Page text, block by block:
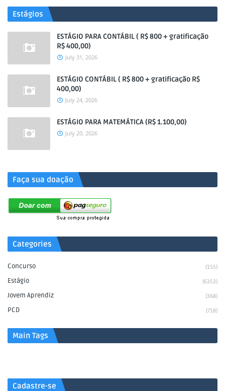
Estágios
ESTÁGIO PARA CONTÁBIL ( R$ 800 + gratificação
R$ 400,00)
July 31, 2026
ESTÁGIO CONTÁBIL ( R$ 800 + gratificação R$
400,00)
July 24, 2026
ESTÁGIO PARA MATEMÁTICA (R$ 1.100,00)
July 20, 2026
Faça sua doação
Categories
Concurso (155)
Estágio (6353)
Jovem Aprendiz (368)
PCD (718)
Main Tags
Cadastre-se